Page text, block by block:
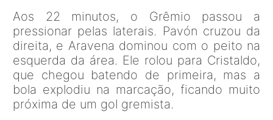
Aos 22 minutos, o Grêmio passou a
pressionar pelas laterais. Pavón cruzou da
direita, e Aravena dominou com o peito na
esquerda da área. Ele rolou para Cristaldo,
que chegou batendo de primeira, mas a
bola explodiu na marcação, ficando muito
próxima de um gol gremista.